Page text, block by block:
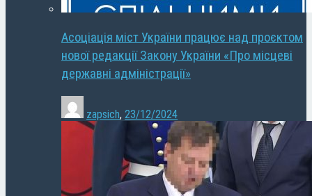
Асоціація міст України працює над проєктом
нової редакції Закону України «Про місцеві
державні адміністрації»
zapsich, 23/12/2024